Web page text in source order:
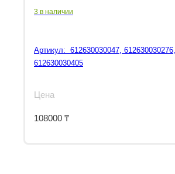
3 в наличии
Артикул: 612630030047, 612630030276,
612630030405
Цена
108000 ₸